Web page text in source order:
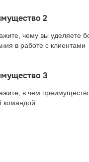
2
чему вы уделяете
в работе с клиентами
3
в чем
командой